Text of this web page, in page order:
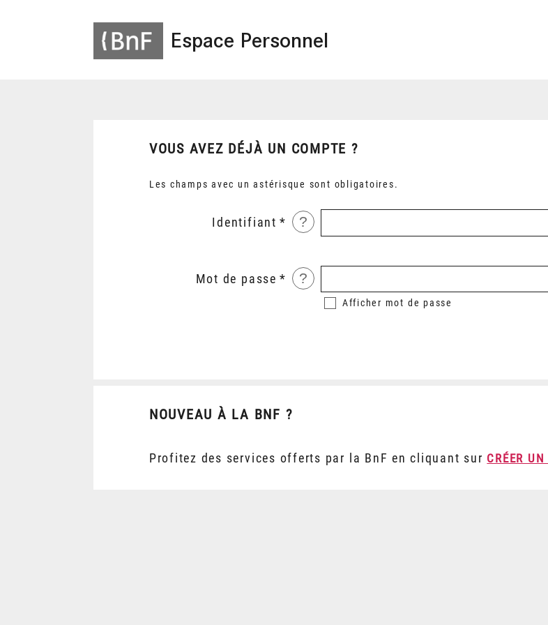
Espace Personnel
VOUS AVEZ DÉJÀ UN COMPTE ?
Les champs avec un astérisque sont obligatoires.
Identifiant ?
Mot de passe ?
Afficher mot de passe
NOUVEAU À LA BNF ?
Profitez des services offerts par la BnF en cliquant sur CRÉER